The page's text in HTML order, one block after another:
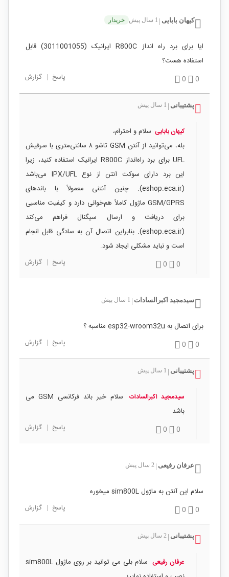
کیهان بابایی 1 سال پیش خریدار
ایا برای برد راه انداز R800C ایرانیک (3011001055) قابل
استفاده هست؟
0
0 پاسخ | گزارش
پشتیبانی 1 سال پیش
کیهان بابایی سلام و احترام،
بله، می‌توانید از آنتن GSM تاشو ۸ سانتی‌متری با سرفیش
UFL برای برد راه‌انداز R800C ایرانیک استفاده کنید، زیرا
این برد دارای سوکت آنتن از نوع IPX/UFL می‌باشد
(eshop.eca.ir). چنین آنتنی معمولاً با باندهای
GSM/GPRS ماژول کاملاً هم‌خوانی دارد و کیفیت مناسبی
برای دریافت و ارسال سیگنال فراهم می‌کند
(eshop.eca.ir). بنابراین اتصال آن به سادگی قابل انجام
است و نباید مشکلی ایجاد شود.
0
0 پاسخ | گزارش
سیدمجید اکبرالسادات 1 سال پیش
برای اتصال به esp32-wroom32u مناسبه ؟
0
0 پاسخ | گزارش
پشتیبانی 1 سال پیش
سیدمجید اکبرالسادات
سلام خیر باند فرکانسی GSM می
باشد
0
0 پاسخ | گزارش
عرفان رفیعی 2 سال پیش
سلام این آنتن به ماژول sim800L میخوره
0
0 پاسخ | گزارش
پشتیبانی 2 سال پیش
عرفان رفیعی
سلام بلی می توانید بر روی ماژول sim800L